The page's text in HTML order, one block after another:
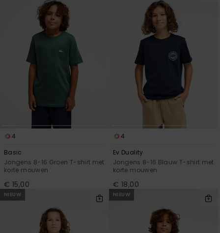
4
Basic
Jongens 8-16 Groen T-shirt met
korte mouwen
€ 15,00
4
Ev Duality
Jongens 8-16 Blauw T-shirt met
korte mouwen
€ 18,00
NIEUW NIEUW